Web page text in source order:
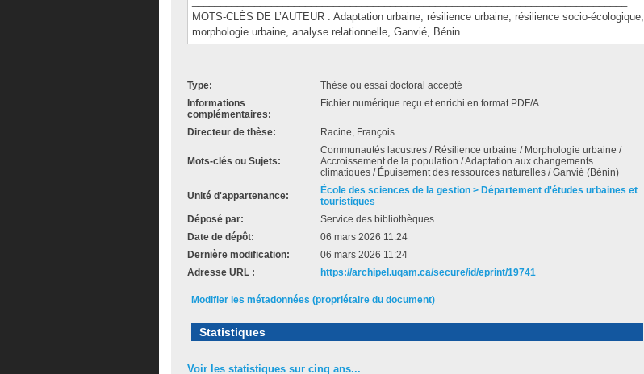
MOTS-CLÉS DE L’AUTEUR : Adaptation urbaine, résilience urbaine, résilience socio-écologique,
morphologie urbaine, analyse relationnelle, Ganvié, Bénin.
Type:
Thèse ou essai doctoral accepté
Informations
complémentaires:
Fichier numérique reçu et enrichi en format PDF/A.
Directeur de thèse: Racine, François
Mots-clés ou Sujets:
Communautés lacustres / Résilience urbaine / Morphologie urbaine /
Accroissement de la population / Adaptation aux changements
climatiques / Épuisement des ressources naturelles / Ganvié (Bénin)
Unité d'appartenance:
École des sciences de la gestion > Département d'études urbaines et
touristiques
Déposé par:
Service des bibliothèques
Date de dépôt:
06 mars 2026 11:24
Dernière modification:
06 mars 2026 11:24
Adresse URL :
https://archipel.uqam.ca/secure/id/eprint/19741
Modifier les métadonnées (propriétaire du document)
Statistiques
Voir les statistiques sur cinq ans...